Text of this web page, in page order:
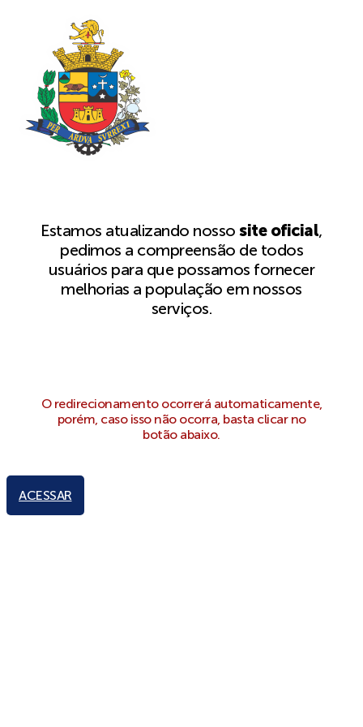
Estamos atualizando nossosite oficial,
pedimos a compreensão de todos
usuários para que possamos fornecer
melhorias a população em nossos
serviços.
O redirecionamento ocorrerá automaticamente,
porém, caso isso não ocorra, basta clicar no
botão abaixo.
ACESSAR